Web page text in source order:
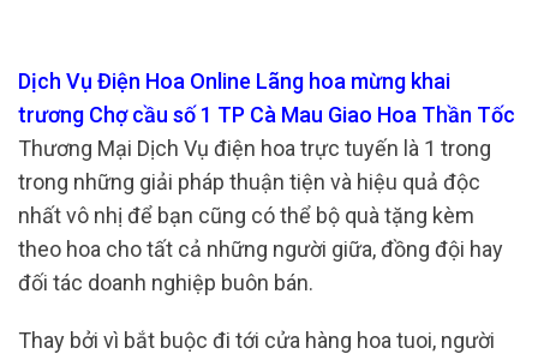
Dịch Vụ Điện Hoa Online Lãng hoa mừng khai
trương Chợ cầu số 1 TP Cà Mau Giao Hoa Thần Tốc
Thương Mại Dịch Vụ điện hoa trực tuyến là 1 trong
trong những giải pháp thuận tiện và hiệu quả độc
nhất vô nhị để bạn cũng có thể bộ quà tặng kèm
theo hoa cho tất cả những người giữa, đồng đội hay
đối tác doanh nghiệp buôn bán.
Thay bởi vì bắt buộc đi tới cửa hàng hoa tuoi, người